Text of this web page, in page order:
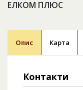
ЕЛКОМ ПЛЮС
Опис Карта
Контакти